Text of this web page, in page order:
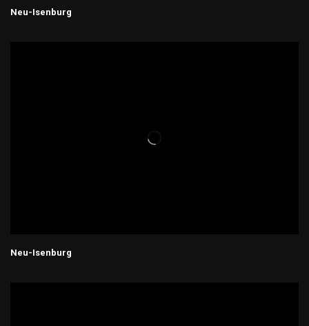
Neu-Isenburg
Neu-Isenburg